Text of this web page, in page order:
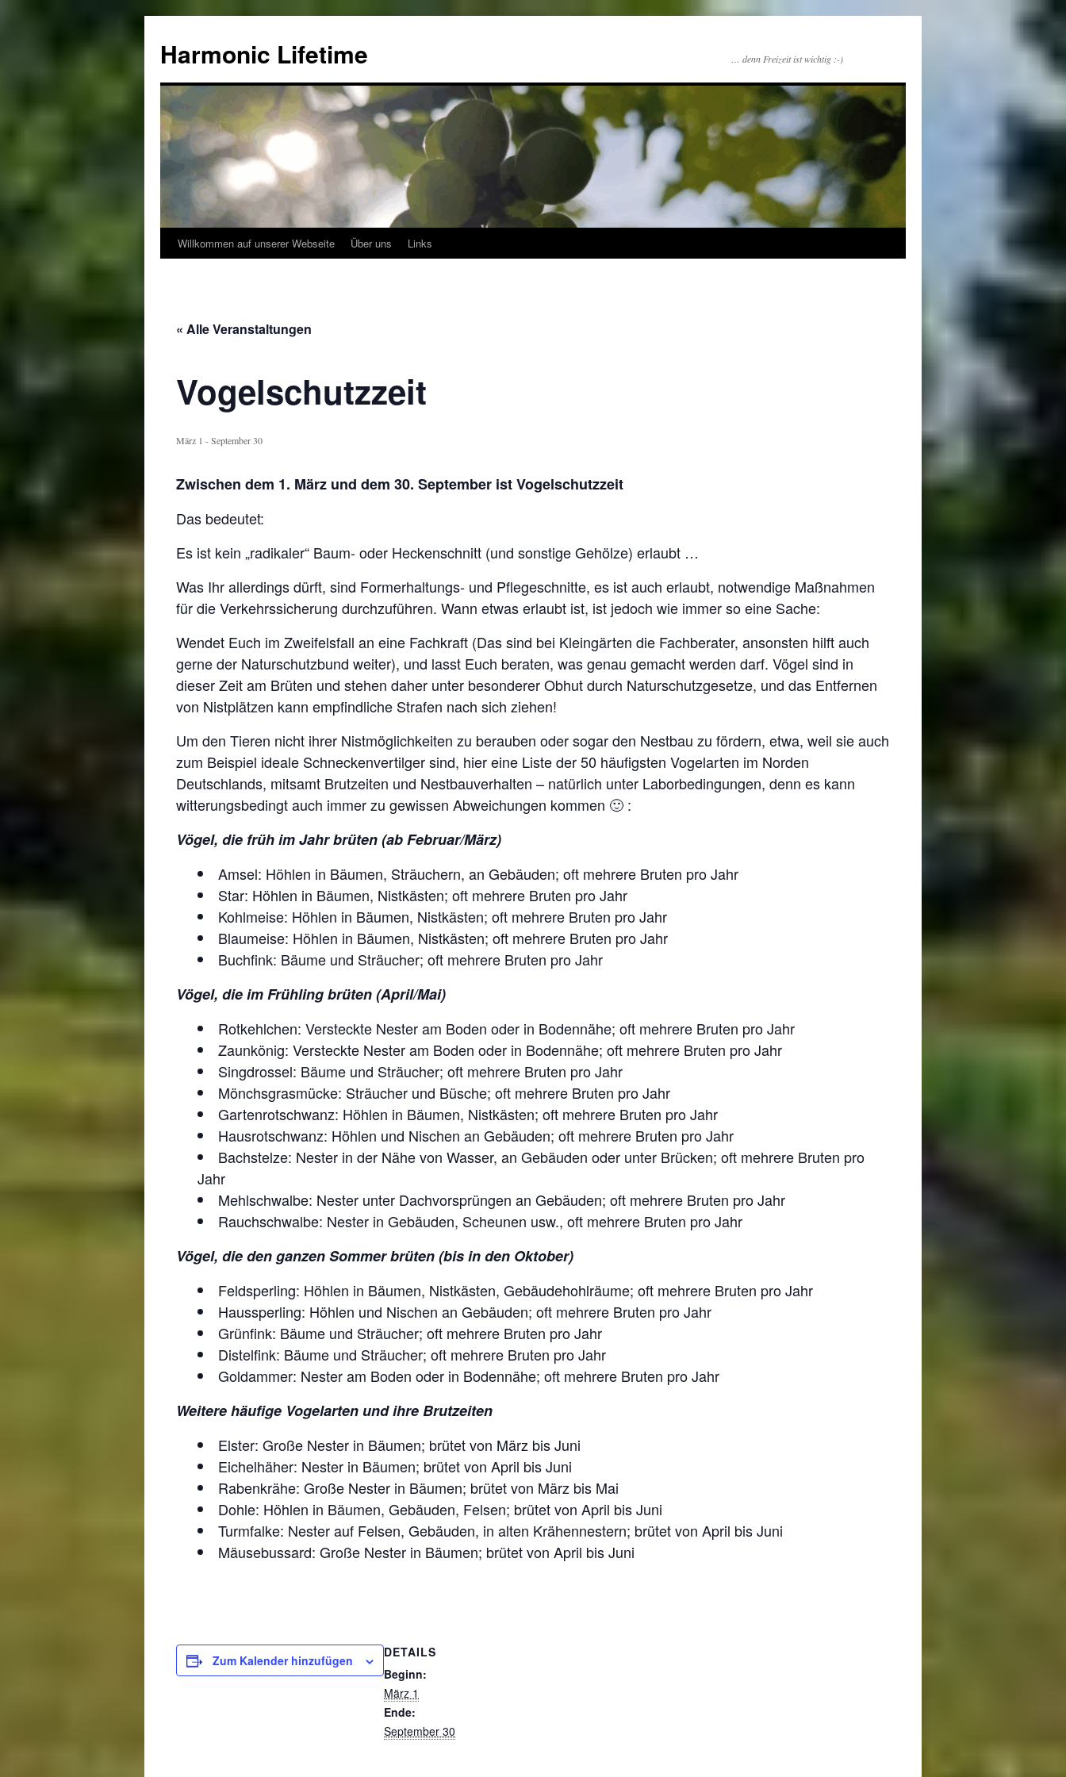
springen
Harmonic Lifetime … denn Freizeit ist wichtig :-)
Willkommen auf unserer Webseite Über uns Links
« Alle Veranstaltungen
Vogelschutzzeit
März 1 -September 30
Zwischen dem 1. März und dem 30. September ist Vogelschutzzeit
Das bedeutet:
Es ist kein „radikaler“ Baum- oder Heckenschnitt (und sonstige Gehölze) erlaubt …
Was Ihr allerdings dürft, sind Formerhaltungs- und Pflegeschnitte, es ist auch erlaubt, notwendige Maßnahmen
für die Verkehrssicherung durchzuführen. Wann etwas erlaubt ist, ist jedoch wie immer so eine Sache:
Wendet Euch im Zweifelsfall an eine Fachkraft (Das sind bei Kleingärten die Fachberater, ansonsten hilft auch
gerne der Naturschutzbund weiter), und lasst Euch beraten, was genau gemacht werden darf. Vögel sind in
dieser Zeit am Brüten und stehen daher unter besonderer Obhut durch Naturschutzgesetze, und das Entfernen
von Nistplätzen kann empfindliche Strafen nach sich ziehen!
Um den Tieren nicht ihrer Nistmöglichkeiten zu berauben oder sogar den Nestbau zu fördern, etwa, weil sie auch
zum Beispiel ideale Schneckenvertilger sind, hier eine Liste der 50 häufigsten Vogelarten im Norden
Deutschlands, mitsamt Brutzeiten und Nestbauverhalten – natürlich unter Laborbedingungen, denn es kann
witterungsbedingt auch immer zu gewissen Abweichungen kommen 🙂 :
Vögel, die früh im Jahr brüten (ab Februar/März)
Amsel: Höhlen in Bäumen, Sträuchern, an Gebäuden; oft mehrere Bruten pro Jahr
Star: Höhlen in Bäumen, Nistkästen; oft mehrere Bruten pro Jahr
Kohlmeise: Höhlen in Bäumen, Nistkästen; oft mehrere Bruten pro Jahr
Blaumeise: Höhlen in Bäumen, Nistkästen; oft mehrere Bruten pro Jahr
Buchfink: Bäume und Sträucher; oft mehrere Bruten pro Jahr
Vögel, die im Frühling brüten (April/Mai)
Rotkehlchen: Versteckte Nester am Boden oder in Bodennähe; oft mehrere Bruten pro Jahr
Zaunkönig: Versteckte Nester am Boden oder in Bodennähe; oft mehrere Bruten pro Jahr
Singdrossel: Bäume und Sträucher; oft mehrere Bruten pro Jahr
Mönchsgrasmücke: Sträucher und Büsche; oft mehrere Bruten pro Jahr
Gartenrotschwanz: Höhlen in Bäumen, Nistkästen; oft mehrere Bruten pro Jahr
Hausrotschwanz: Höhlen und Nischen an Gebäuden; oft mehrere Bruten pro Jahr
Bachstelze: Nester in der Nähe von Wasser, an Gebäuden oder unter Brücken; oft mehrere Bruten pro
Jahr
Mehlschwalbe: Nester unter Dachvorsprüngen an Gebäuden; oft mehrere Bruten pro Jahr
Rauchschwalbe: Nester in Gebäuden, Scheunen usw., oft mehrere Bruten pro Jahr
Vögel, die den ganzen Sommer brüten (bis in den Oktober)
Feldsperling: Höhlen in Bäumen, Nistkästen, Gebäudehohlräume; oft mehrere Bruten pro Jahr
Haussperling: Höhlen und Nischen an Gebäuden; oft mehrere Bruten pro Jahr
Grünfink: Bäume und Sträucher; oft mehrere Bruten pro Jahr
Distelfink: Bäume und Sträucher; oft mehrere Bruten pro Jahr
Goldammer: Nester am Boden oder in Bodennähe; oft mehrere Bruten pro Jahr
Weitere häufige Vogelarten und ihre Brutzeiten
Elster: Große Nester in Bäumen; brütet von März bis Juni
Eichelhäher: Nester in Bäumen; brütet von April bis Juni
Rabenkrähe: Große Nester in Bäumen; brütet von März bis Mai
Dohle: Höhlen in Bäumen, Gebäuden, Felsen; brütet von April bis Juni
Turmfalke: Nester auf Felsen, Gebäuden, in alten Krähennestern; brütet von April bis Juni
Mäusebussard: Große Nester in Bäumen; brütet von April bis Juni
Zum Kalender hinzufügen
DETAILS
Beginn:
März 1
Ende:
September 30